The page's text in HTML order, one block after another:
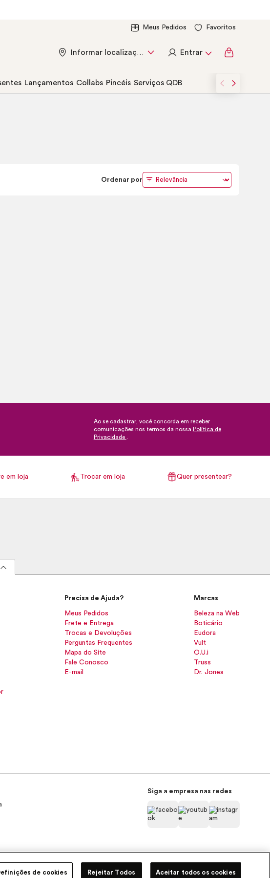
Meus Pedidos Favoritos
Informar localização Entrar
Lançamentos Collabs Pincéis Serviços QDB
Ordenar por
Ao se cadastrar, você concorda em receber
comunicações nos termos da nossa Política de
Privacidade .
em loja Trocar em loja Quer presentear?
Precisa de Ajuda?
Meus Pedidos
Frete e Entrega
Trocas e Devoluções
Perguntas Frequentes
Mapa do Site
Fale Conosco
E-mail
Marcas
Beleza na Web
Boticário
Eudora
Vult
O.U.i
Truss
Dr. Jones
Siga a empresa nas redes
de cookies Rejeitar Todos Aceitar todos os cookies